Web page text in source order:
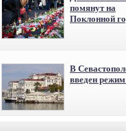
помянут на
Поклонной
В
введен